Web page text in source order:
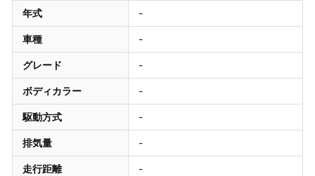
年式 -
車種 -
グレード -
ボディカラー -
駆動方式 -
排気量 -
走行距離 -